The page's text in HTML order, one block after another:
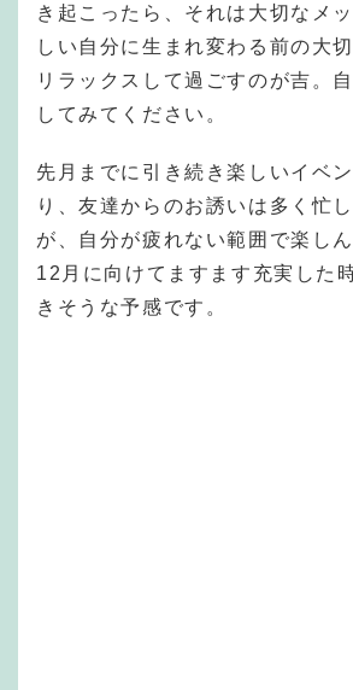
き起こったら、それは大切なメ
しい自分に生まれ変わる前の大
リラックスして過ごすのが吉。
してみてください。
先月までに引き続き楽しいイベ
り、友達からのお誘いは多く忙
が、自分が疲れない範囲で楽し
12月に向けてますます充実した
きそうな予感です。